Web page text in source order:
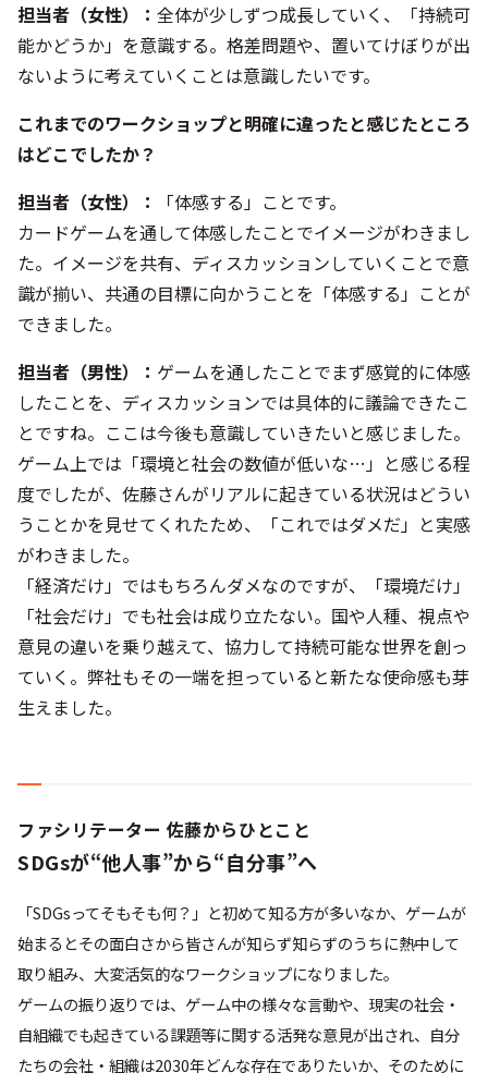
担当者（女性）
： 全体が少しずつ成長していく、「持続可
能かどうか」を意識する。格差問題や、置いてけぼりが出
ないように考えていくことは意識したいです。
これまでのワークショップと明確に違ったと感じたところ
はどこでしたか？
担当者（女性）
：
「体感する」ことです。
カードゲームを通して体感したことでイメージがわきまし
た。イメージを共有、ディスカッションしていくことで意
識が揃い、共通の目標に向かうことを「体感する」ことが
できました。
担当者（男性）
： ゲームを通したことでまず感覚的に体感
したことを、ディスカッションでは具体的に議論できたこ
とですね。ここは今後も意識していきたいと感じました。
ゲーム上では「環境と社会の数値が低いな…」と感じる程
度でしたが、佐藤さんがリアルに起きている状況はどうい
うことかを見せてくれたため、「これではダメだ」と実感
がわきました。
「経済だけ」ではもちろんダメなのですが、「環境だけ」
「社会だけ」でも社会は成り立たない。国や人種、視点や
意見の違いを乗り越えて、協力して持続可能な世界を創っ
ていく。弊社もその一端を担っていると新たな使命感も芽
生えました。
ファシリテーター 佐藤からひとこと
SDGsが“他人事”から“自分事”へ
「SDGsってそもそも何？」と初めて知る方が多いなか、ゲームが
始まるとその面白さから皆さんが知らず知らずのうちに熱中して
取り組み、大変活気的なワークショップになりました。
ゲームの振り返りでは、ゲーム中の様々な言動や、現実の社会・
自組織でも起きている課題等に関する活発な意見が出され、自分
たちの会社・組織は2030年どんな存在でありたいか、そのために